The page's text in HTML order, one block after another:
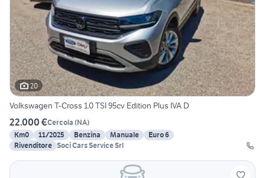
20
Volkswagen T-Cross 1.0 TSI 95cv Edition Plus IVA D
22.000 €Cercola (NA)
Km0
11/2025 Benzina Manuale
Euro 6
Rivenditore Soci Cars Service Srl